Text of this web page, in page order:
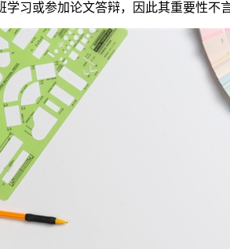
习或参加论文答辩，因此其重要性不言